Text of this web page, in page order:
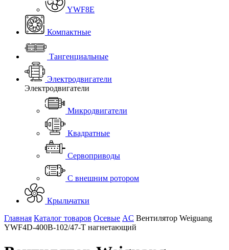
YWF8E
Компактные
Тангенциальные
Электродвигатели
Электродвигатели
Микродвигатели
Квадратные
Сервоприводы
С внешним ротором
Крыльчатки
Главная Каталог товаров Осевые AC Вентилятор Weiguang
YWF4D-400B-102/47-T нагнетающий